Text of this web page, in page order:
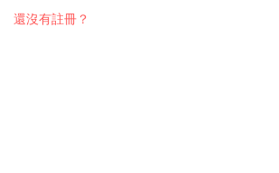
還沒有註冊？